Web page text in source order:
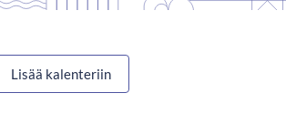
Lisää kalenteriin